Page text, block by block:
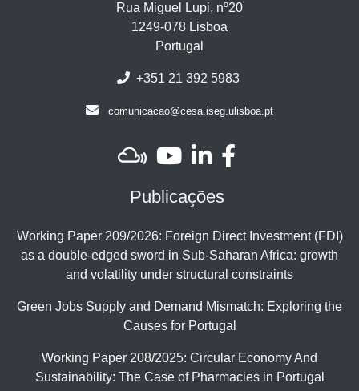
Rua Miguel Lupi, nº20
1249-078 Lisboa
Portugal
+351 21 392 5983
comunicacao@cesa.iseg.ulisboa.pt
Publicações
Working Paper 209/2026: Foreign Direct Investment (FDI)
as a double-edged sword in Sub-Saharan Africa: growth
and volatility under structural constraints
Green Jobs Supply and Demand Mismatch: Exploring the
Causes for Portugal
Working Paper 208/2025: Circular Economy And
Sustainability: The Case of Pharmacies in Portugal